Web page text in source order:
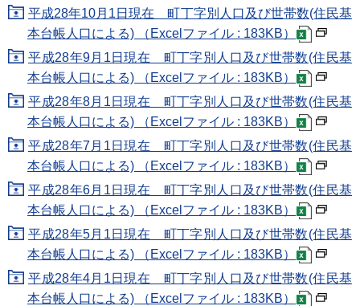
平成28年10月1日現在 町丁字別人口及び世帯数(住民基
本台帳人口による) （Excelファイル : 183KB）
平成28年9月1日現在 町丁字別人口及び世帯数(住民基
本台帳人口による) （Excelファイル : 183KB）
平成28年8月1日現在 町丁字別人口及び世帯数(住民基
本台帳人口による) （Excelファイル : 183KB）
平成28年7月1日現在 町丁字別人口及び世帯数(住民基
本台帳人口による) （Excelファイル : 183KB）
平成28年6月1日現在 町丁字別人口及び世帯数(住民基
本台帳人口による) （Excelファイル : 183KB）
平成28年5月1日現在 町丁字別人口及び世帯数(住民基
本台帳人口による) （Excelファイル : 183KB）
平成28年4月1日現在 町丁字別人口及び世帯数(住民基
本台帳人口による) （Excelファイル : 183KB）